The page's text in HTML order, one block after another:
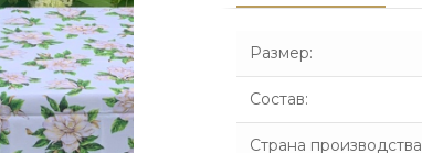
Размер:
Состав:
Страна производства